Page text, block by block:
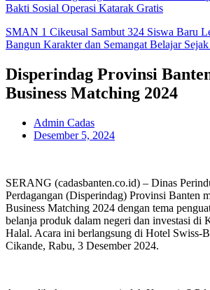
Bakti Sosial Operasi Katarak Gratis
SMAN 1 Cikeusal Sambut 324 Siswa Baru
Bangun Karakter dan Semangat Belajar
Disperindag Provinsi
Business Matching 2024
Admin Cadas
Desember 5, 2024
SERANG (cadasbanten.co.id) – Dinas
Perdagangan (Disperindag) Provinsi Banten
Business Matching 2024 dengan tema
belanja produk dalam negeri dan investasi di
Halal. Acara ini berlangsung di Hotel Swiss-
Cikande, Rabu, 3 Desember 2024.